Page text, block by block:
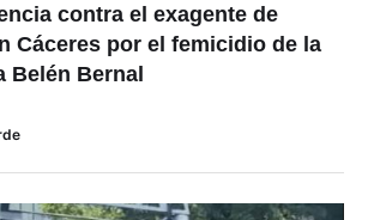
contra el exagente de
Cáceres por el femicidio de la
Belén Bernal